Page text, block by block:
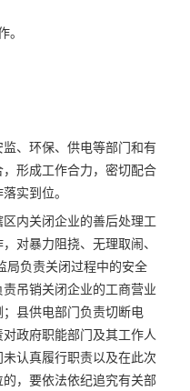
。
、环保、供电等部门和有
形成工作合力，密切配合
实到位。
内关闭企业的善后处理工
对暴力阻挠、无理取闹、
局负责关闭过程中的安全
吊销关闭企业的工商营业
县供电部门负责切断电
政府职能部门及其工作人
认真履行职责以及在此次
，要依法依纪追究有关部